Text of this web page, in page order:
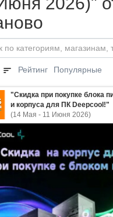
sort Рейтинг Популярные
"Скидка при покупке блока
и корпуса для ПК Deepcool!"
(14 Мая - 11 Июня 2026)